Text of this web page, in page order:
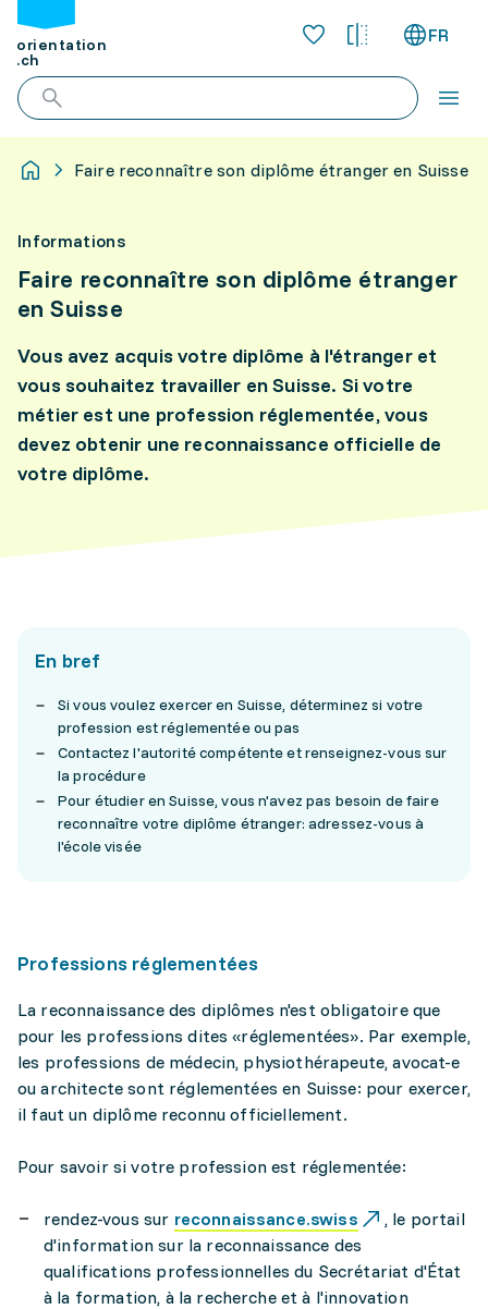
orientation
.ch
FR
Faire reconnaître son diplôme étranger en Suisse
Informations
Faire reconnaître son diplôme étranger
en Suisse
Vous avez acquis votre diplôme à l'étranger et
vous souhaitez travailler en Suisse. Si votre
métier est une profession réglementée, vous
devez obtenir une reconnaissance officielle de
votre diplôme.
En bref
Si vous voulez exercer en Suisse, déterminez si votre
profession est réglementée ou pas
Contactez l'autorité compétente et renseignez-vous sur
la procédure
Pour étudier en Suisse, vous n'avez pas besoin de faire
reconnaître votre diplôme étranger: adressez-vous à
l'école visée
Professions réglementées
La reconnaissance des diplômes n'est obligatoire que
pour les professions dites «réglementées». Par exemple,
les professions de médecin, physiothérapeute, avocat-e
ou architecte sont réglementées en Suisse: pour exercer,
il faut un diplôme reconnu officiellement.
Pour savoir si votre profession est réglementée:
rendez-vous sur reconnaissance.swiss
, le portail
d'information sur la reconnaissance des
qualifications professionnelles du Secrétariat d'État
à la formation, à la recherche et à l'innovation